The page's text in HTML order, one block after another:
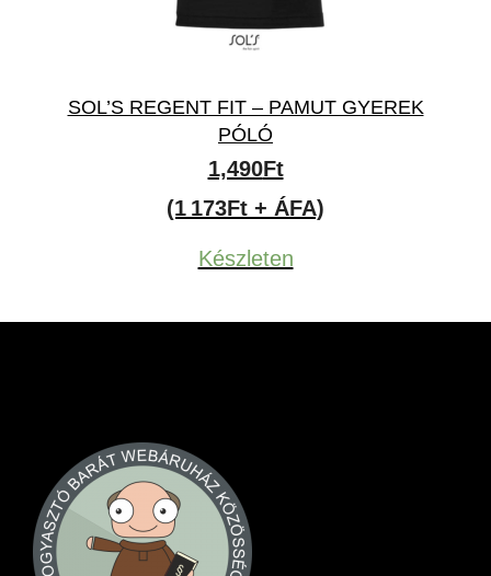
SOL’S REGENT FIT – PAMUT GYEREK
PÓLÓ
1,490Ft
(1 173Ft + ÁFA)
Készleten